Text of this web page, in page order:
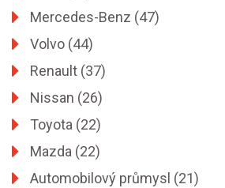
Mercedes-Benz (47)
Volvo (44)
Renault (37)
Nissan (26)
Toyota (22)
Mazda (22)
Automobilový průmysl (21)